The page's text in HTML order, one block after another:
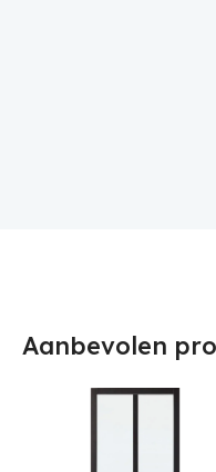
Aanbevolen